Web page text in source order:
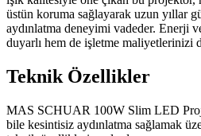
üstün koruma sağlayarak uzun yıllar
aydınlatma deneyimi vadeder. Enerji
duyarlı hem de işletme maliyetlerinizi
Teknik Özellikler
MAS SCHUAR 100W Slim LED
bile kesintisiz aydınlatma sağlamak